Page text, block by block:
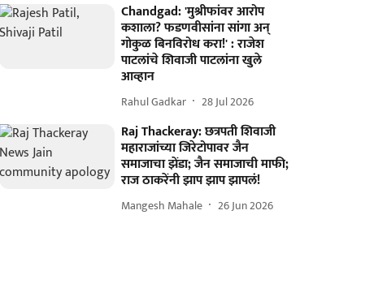
Chandgad: 'मुश्रीफांवर आरोप
कशाला? फडणवीसांना सांगा अन्
गोकुळ बिनविरोध करा!' : राजेश
पाटलांचे शिवाजी पाटलांना खुले
आव्हान
Rahul Gadkar 28 Jul 2026
Raj Thackeray: छत्रपती शिवाजी
महाराजांच्या जिरेटोपावर जैन
समाजाचा झेंडा; जैन समाजाची माफी;
राज ठाकरेंनी झाप झाप झापलं!
Mangesh Mahale 26 Jun 2026